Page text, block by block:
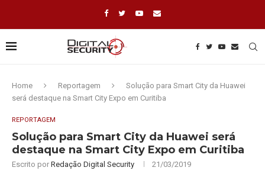
Home Reportagem
Solução para Smart City da Huawei
será destaque na Smart City Expo em Curitiba
REPORTAGEM
Solução para Smart City da Huawei será
destaque na Smart City Expo em Curitiba
Escrito por Redação Digital Security 21/03/2019